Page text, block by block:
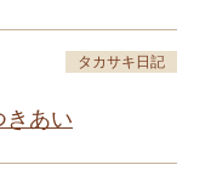
タカサキ日記
きあい